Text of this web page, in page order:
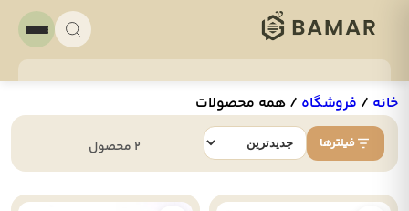
خانه/ فروشگاه/ همه محصولات
فیلترها 2 محصول